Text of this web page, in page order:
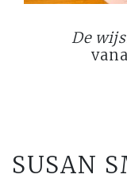
De
SUSAN